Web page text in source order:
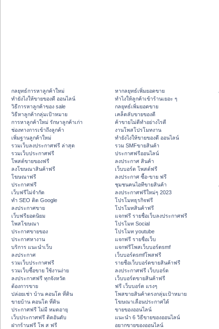
กลยุทธ์การหาลูกค้าใหม่
ทํายังไงให้ขายของดี ออนไลน์
วิธีการหาลูกค้าของ sale
วิธีหาลูกค้ากลุ่มเป้าหมาย
การหาลูกค้าใหม่ รักษาลูกค้าเก่า
ช่องทางการเข้าถึงลูกค้า
เพิ่มฐานลูกค้าใหม่
รวมเว็บลงประกาศฟรี ล่าสุด
รวมเว็บประกาศฟรี
โพสต์ขายของฟรี
ลงโฆษณาสินค้าฟรี
โฆษณาฟรี
ประกาศฟรี
เว็บฟรีไม่จำกัด
ทำ SEO ติด Google
ลงประกาศขาย
เว็บฟรียอดนิยม
โพสโฆษณา
ประกาศขายของ
ประกาศหางาน
บริการ แนะนำเว็บ
ลงประกาศ
รวมเว็บประกาศฟรี
รวมเว็บซื้อขาย ใช้งานง่าย
ลงประกาศฟรี ทุกจังหวัด
ต้องการขาย
ปล่อยเช่า บ้าน คอนโด ที่ดิน
ขายบ้าน คอนโด ที่ดิน
ประกาศฟรี ไม่มี หมดอายุ
เว็บประกาศฟรี ติดอันดับ
ฝากร้านฟรี โพ ส ฟรี
หากลยุทธ์เพิ่มยอดขาย
ทําไงให้ลูกค้าเข้าร้านเยอะ ๆ
กลยุทธ์เพิ่มยอดขาย
เคล็ดลับขายของดี
ค้าขายไม่ดีทำอย่างไรดี
งานโพสโปรโมทงาน
ทํายังไงให้ขายของดี ออนไลน์
รวม SMFขายสินค้า
ประกาศฟรีออนไลน์
ลงประกาศ สินค้า
เว็บบอร์ด โพสต์ฟรี
ลงประกาศ ซื้อ-ขาย ฟรี
ชุมชนคนไอทีขายสินค้า
ลงประกาศฟรีใหม่ๆ 2023
โปรโมทธุรกิจฟรี
โปรโมทสินค้าฟรี
แจกฟรี รายชื่อเว็บลงประกาศฟรี
โปรโมท Social
โปรโมท youtube
แจกฟรี รายชื่อเว็บ
แจกฟรีโพสเว็บบอร์ดsmf
เว็บบอร์ดsmfโพสฟรี
รายชื่อเว็บบอร์ดขายสินค้าฟรี
ลงประกาศฟรี เว็บบอร์ด
เว็บบอร์ดขายสินค้าฟรี
ฟรี เว็บบอร์ด แรงๆ
โพสขายสินค้าตรงกลุ่มเป้าหมาย
โฆษณาเลื่อนประกาศได้
ขายของออนไลน์
แนะนำ 6 วิธีขายของออนไลน์
อยากขายของออนไลน์